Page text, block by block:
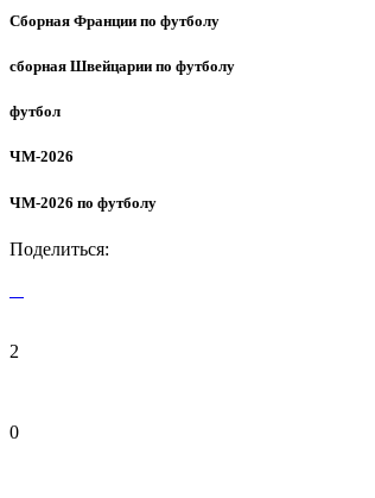
Сборная Франции по футболу
сборная Швейцарии по футболу
футбол
ЧМ-2026
ЧМ-2026 по футболу
Поделиться:
2
0